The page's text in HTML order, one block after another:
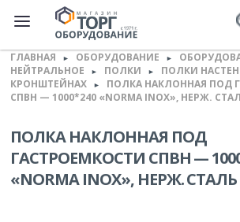
ГЛАВНАЯ ► ОБОРУДОВАНИЕ ►
НЕЙТРАЛЬНОЕ
► ПОЛКИ ►
ПОЛКИ
КРОНШТЕЙНАХ
►
ПОЛКА НАКЛОННАЯ ПОД
СПВН — 1000*240 «NORMA INOX», НЕРЖ.
ПОЛКА НАКЛОННАЯ ПОД
ГАСТРОЕМКОСТИ СПВН —
«NORMA INOX», НЕРЖ. СТАЛЬ